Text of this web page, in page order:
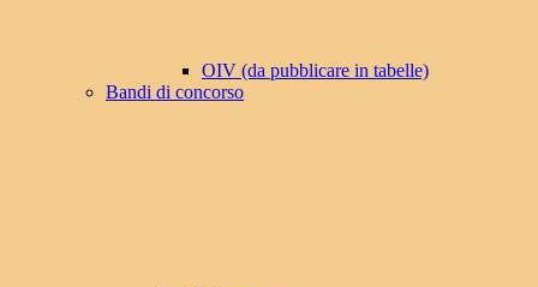
OIV (da pubblicare in tabelle)
Bandi di concorso